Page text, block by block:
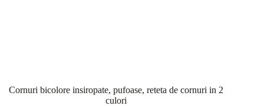
Cornuri bicolore insiropate, pufoase, reteta de cornuri in 2
culori